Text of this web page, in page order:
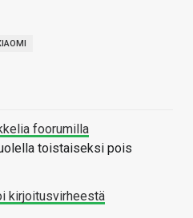
foorumilla
toistaiseksi pois
kirjoitusvirheestä